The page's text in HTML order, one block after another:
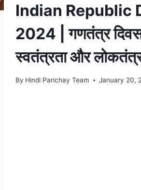
Indian Republic
2024 | गणतंत्र
स्वतंत्रता और
By Hindi Parichay Team January 20,